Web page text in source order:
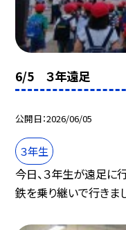
6/5 ３年遠足
公開日 2026/06/05
３年生
今日、３年生が遠足に
鉄を乗り継いで行きま